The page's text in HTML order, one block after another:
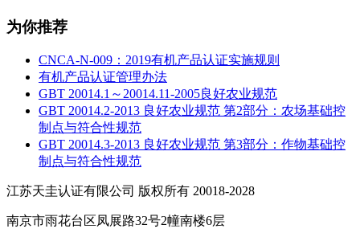
为你推荐
CNCA-N-009：2019有机产品认证实施规则
有机产品认证管理办法
GBT 20014.1～20014.11-2005良好农业规范
GBT 20014.2-2013 良好农业规范 第2部分：农场基础控
制点与符合性规范
GBT 20014.3-2013 良好农业规范 第3部分：作物基础控
制点与符合性规范
江苏天圭认证有限公司 版权所有 20018-2028
南京市雨花台区凤展路32号2幢南楼6层